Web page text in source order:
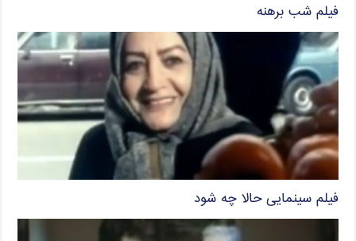
فیلم شب برهنه
فیلم سینمایی حالا چه شود